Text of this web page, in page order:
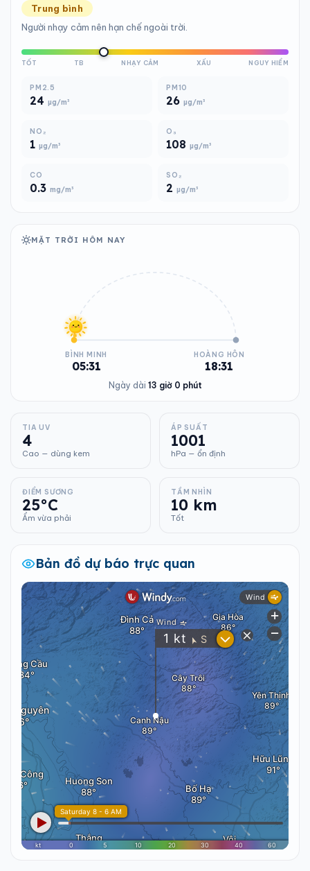
Trung bình
Người nhạy cảm nên hạn chế ngoài trời.
TỐT TB NHẠY CẢM XẤU NGUY HIỂM
PM2.5
24 µg/m³
PM10
26 µg/m³
NO₂
1 µg/m³
O₃
108 µg/m³
CO
0.3 mg/m³
SO₂
2 µg/m³
MẶT TRỜI HÔM NAY
BÌNH MINH
05:31
HOÀNG HÔN
18:31
Ngày dài 13 giờ 0 phút
TIA UV
4
Cao — dùng kem
ÁP SUẤT
1001
hPa — ổn định
ĐIỂM SƯƠNG
25°C
Ẩm vừa phải
TẦM NHÌN
10 km
Tốt
Bản đồ dự báo trực quan